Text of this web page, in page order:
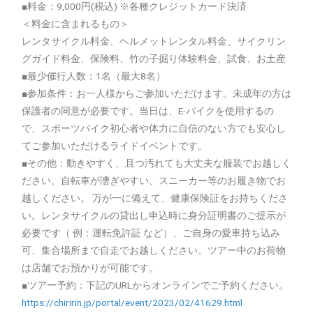
■料金：9,000円(税込) ※各種クレジットカード決済
＜料金に含まれるもの＞
レンタサイクル料金、ヘルメットレンタル料金、サイクリン
グガイド料金、保険料、竹の子掘り体験料金、試食、お土産
■最少催行人数：1名（最大8名）
■参加条件：お一人様からご参加いただけます。未成年の方は
保護者の同意が必要です。当日は、E-バイクを使用するの
で、スポーツバイク初心者や体力に自信のない方でも安心し
てご参加いただけるライドイベントです。
■その他：動きやすく、且つ汚れても大丈夫な服装でお越しく
ださい。自転車が漕ぎやすい、スニーカー等のお履き物でお
越しください。 万が一に備えて、健康保険証をお持ちくださ
い。レンタサイクルの貸出し申込時に身分証明書のご提示が
必要です（ 例：運転免許証 など）、ご自身の愛車持ち込み
可、集合場所まで自走でお越しください。ツアー中のお荷物
は店舗でお預かりが可能です。
■ツアー予約：下記のURLからオンラインでご予約ください。
https://chiririn.jp/portal/event/2023/02/41629.html